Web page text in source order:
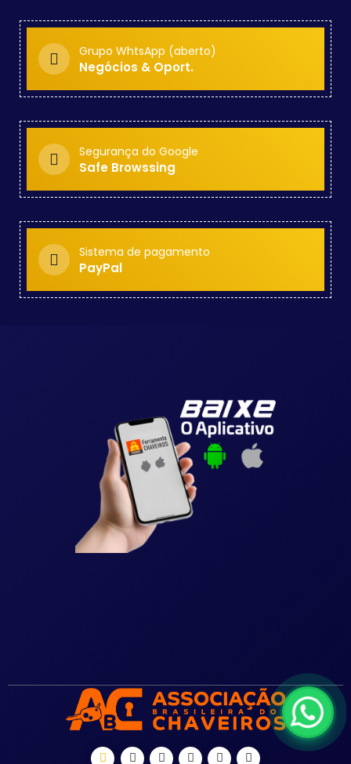
Grupo WhtsApp (aberto)
Negócios & Oport.
Segurança do Google
Safe Browssing
Sistema de pagamento
PayPal